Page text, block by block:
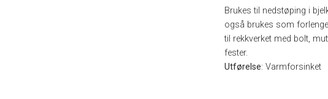
Brukes til nedstøping i
også brukes som
til rekkverket med bolt,
fester.
Utførelse: Varmforsinket